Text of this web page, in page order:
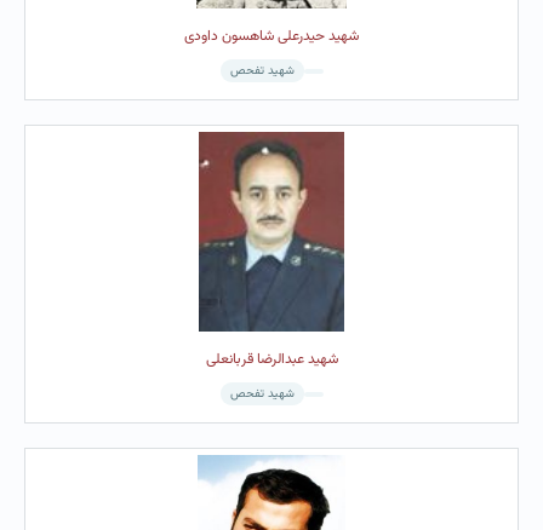
شهید حیدرعلی شاهسون داودی
شهید تفحص
شهید عبدالرضا قربانعلی
شهید تفحص